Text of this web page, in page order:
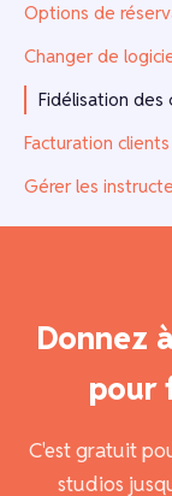
Options de
Changer de
Fidélisation des
Facturation
Gérer les
Donnez
pour
C'est gratuit
studios